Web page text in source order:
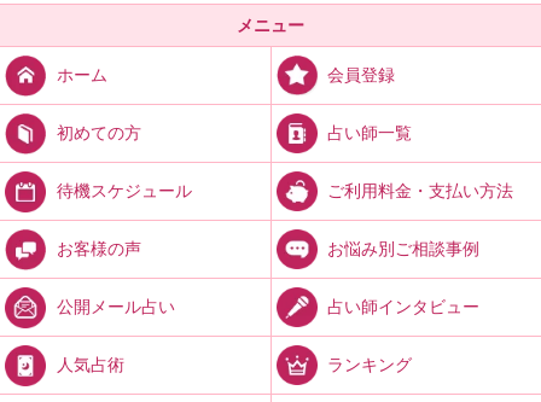
メニュー
ホーム 会員登録
初めての方 占い師一覧
待機スケジュール ご利用料金・支払い方法
お客様の声 お悩み別ご相談事例
公開メール占い 占い師インタビュー
人気占術 ランキング